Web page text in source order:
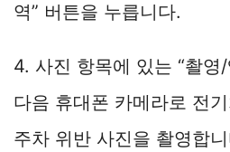
역” 버튼을 누릅니다.
4. 사진 항목에 있는 “촬영
다음 휴대폰 카메라로 전
주차 위반 사진을 촬영합